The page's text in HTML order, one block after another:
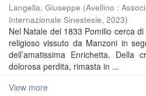
Langella, Giuseppe (Avellino :
Internazionale Sinestesie, 2023)
Nel Natale del 1833 Pomilio cerca
religioso vissuto da Manzoni in
dell’amatissima Enrichetta.
dolorosa perdita, rimasta in ...
View more